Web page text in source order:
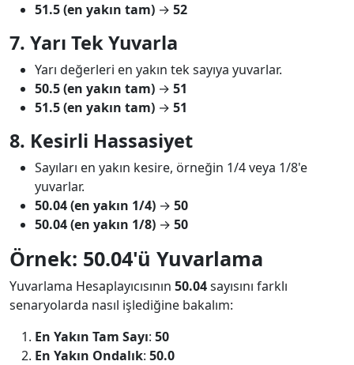
51.5 (en yakın tam) → 52
7. Yarı Tek Yuvarla
Yarı değerleri en yakın tek sayıya yuvarlar.
50.5 (en yakın tam) → 51
51.5 (en yakın tam) → 51
8. Kesirli Hassasiyet
Sayıları en yakın kesire, örneğin 1/4 veya 1/8'e
yuvarlar.
50.04 (en yakın 1/4) → 50
50.04 (en yakın 1/8) → 50
Örnek: 50.04'ü Yuvarlama
Yuvarlama Hesaplayıcısının 50.04sayısını farklı
senaryolarda nasıl işlediğine bakalım:
En Yakın Tam Sayı: 50
En Yakın Ondalık: 50.0